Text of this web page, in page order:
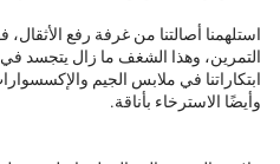
استلهمنا أصالتنا من غرفة رفع
التمرين، وهذا الشغف ما زال يتجسد
ابتكاراتنا في ملابس الجيم
وأيضًا الاسترخاء بأناقة.